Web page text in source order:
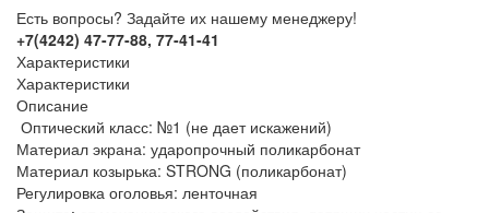
Есть вопросы? Задайте их нашему менеджеру!
+7(4242) 47-77-88, 77-41-41
Характеристики
Характеристики
Описание
Оптический класс: №1 (не дает искажений)
Материал экрана: ударопрочный поликарбонат
Материал козырька: STRONG (поликарбонат)
Регулировка оголовья: ленточная